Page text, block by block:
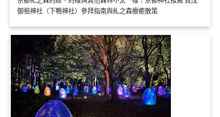
御祖神社（下鴨神社）參拜指南與糺之森療癒散策